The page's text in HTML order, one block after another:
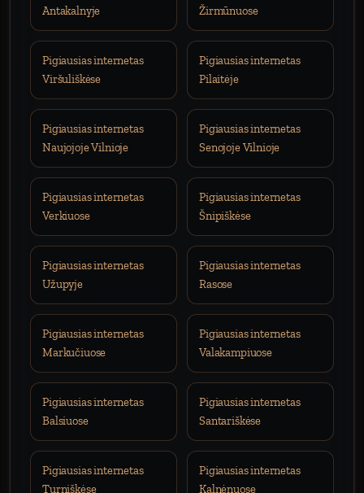
Antakalnyje
Žirmūnuose
Pigiausias internetas
Viršuliškėse
Pigiausias internetas
Pilaitėje
Pigiausias internetas
Naujojoje Vilnioje
Pigiausias internetas
Senojoje Vilnioje
Pigiausias internetas
Verkiuose
Pigiausias internetas
Šnipiškėse
Pigiausias internetas
Užupyje
Pigiausias internetas
Rasose
Pigiausias internetas
Markučiuose
Pigiausias internetas
Valakampiuose
Pigiausias internetas
Balsiuose
Pigiausias internetas
Santariškėse
Pigiausias internetas
Turniškėse
Pigiausias internetas
Kalnėnuose